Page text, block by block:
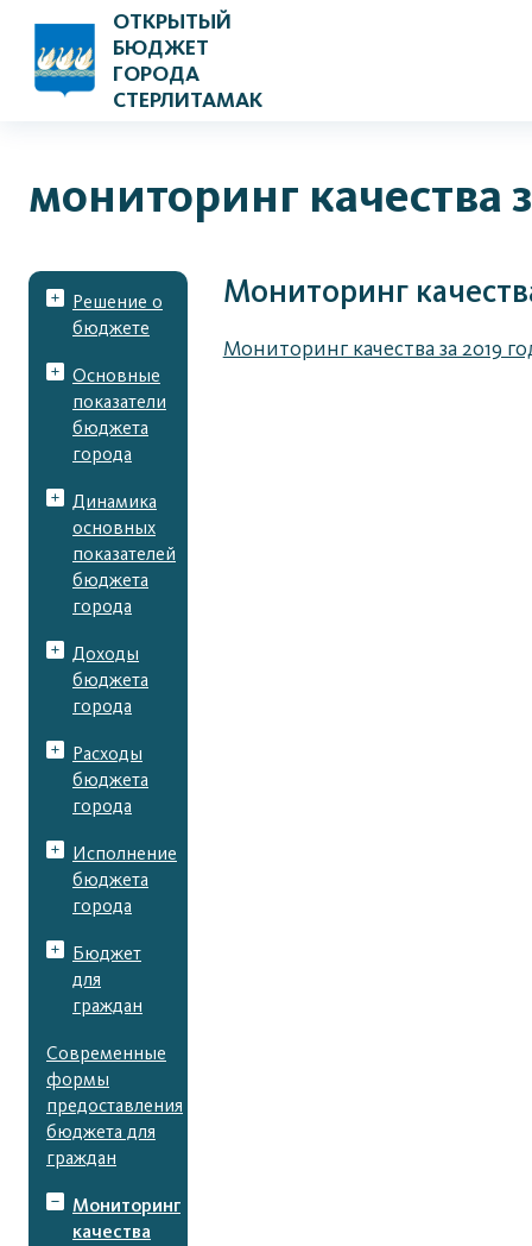
ОТКРЫТЫЙ
БЮДЖЕТ
ГОРОДА
СТЕРЛИТАМАК
мониторинг качества
Решение о
бюджете
Основные
показатели
бюджета
города
Динамика
основных
показателей
бюджета
города
Доходы
бюджета
города
Расходы
бюджета
города
Исполнение
бюджета
города
Бюджет
для
граждан
Современные
формы
предоставления
бюджета для
граждан
Мониторинг
качества
Мониторинг
Мониторинг качества за 2019